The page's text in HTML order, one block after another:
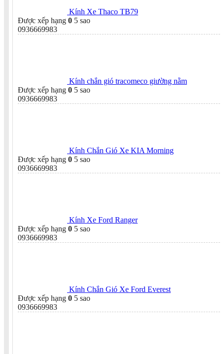
Kính Xe Thaco TB79
Được xếp hạng 0 5 sao
0936669983
Kính chắn gió tracomeco giường nằm
Được xếp hạng 0 5 sao
0936669983
Kính Chắn Gió Xe KIA Morning
Được xếp hạng 0 5 sao
0936669983
Kính Xe Ford Ranger
Được xếp hạng 0 5 sao
0936669983
Kính Chắn Gió Xe Ford Everest
Được xếp hạng 0 5 sao
0936669983